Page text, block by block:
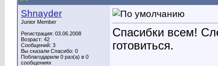
Shnayder
Junior Member
Регистрация: 03.06.2008
Возраст: 42
Сообщений: 3
Вы сказали Спасибо: 0
Поблагодарили 0 раз(а) в 0
сообщениях
Спасибки всем!
готовиться.